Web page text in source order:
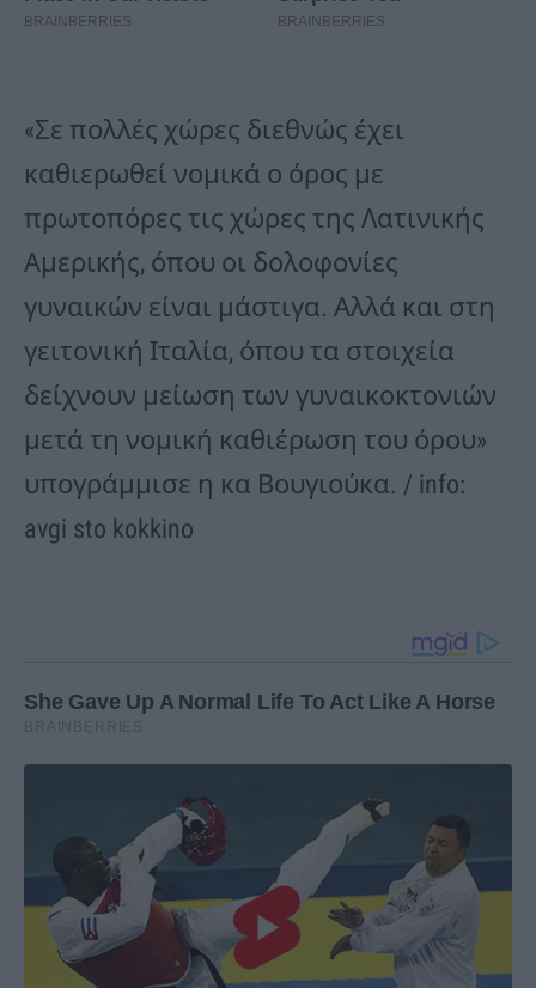
«Σε πολλές χώρες διεθνώς έχει
καθιερωθεί νομικά ο όρος με
πρωτοπόρες τις χώρες της Λατινικής
Αμερικής, όπου οι δολοφονίες
γυναικών είναι μάστιγα. Αλλά και στη
γειτονική Ιταλία, όπου τα στοιχεία
δείχνουν μείωση των γυναικοκτονιών
μετά τη νομική καθιέρωση του όρου»
υπογράμμισε η κα Βουγιούκα. / info:
avgi sto kokkino